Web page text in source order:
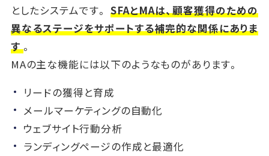
としたシステムです。SFAとMAは、顧客獲得のための
異なるステージをサポートする補完的な関係にありま
す。
MAの主な機能には以下のようなものがあります。
リードの獲得と育成
メールマーケティングの自動化
ウェブサイト行動分析
ランディングページの作成と最適化